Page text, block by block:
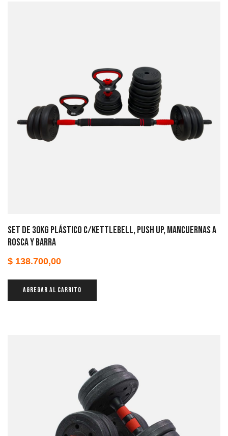
Set de 30kg plástico c/kettlebell, push up, mancuernas a
rosca y barra
$ 138.700,00
AGREGAR AL CARRITO